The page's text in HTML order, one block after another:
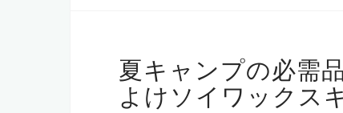
夏キャンプの必需
よけソイワックス